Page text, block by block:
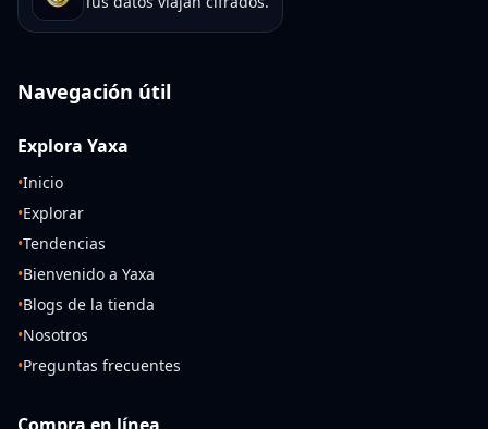
Navegación útil
Explora Yaxa
•Inicio
•Explorar
•Tendencias
•Bienvenido a Yaxa
•Blogs de la tienda
•Nosotros
•Preguntas frecuentes